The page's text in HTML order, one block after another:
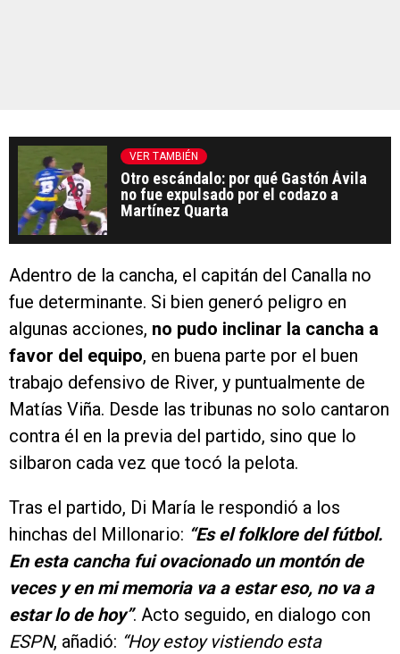
VER TAMBIÉN
Otro escándalo: por qué Gastón Ávila
no fue expulsado por el codazo a
Martínez Quarta
Adentro de la cancha, el capitán del Canalla no
fue determinante. Si bien generó peligro en
algunas acciones, no pudo inclinar la cancha a
favor del equipo, en buena parte por el buen
trabajo defensivo de River, y puntualmente de
Matías Viña. Desde las tribunas no solo cantaron
contra él en la previa del partido, sino que lo
silbaron cada vez que tocó la pelota.
Tras el partido, Di María le respondió a los
hinchas del Millonario: “Es el folklore del fútbol.
En esta cancha fui ovacionado un montón de
veces y en mi memoria va a estar eso, no va a
estar lo de hoy”. Acto seguido, en dialogo con
ESPN, añadió: “Hoy estoy vistiendo esta